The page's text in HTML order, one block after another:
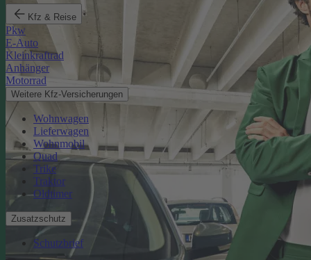
Kfz & Reise
Pkw
E-Auto
Kleinkraftrad
Anhänger
Motorrad
Weitere Kfz-Versicherungen
Wohnwagen
Lieferwagen
Wohnmobil
Quad
Trike
Traktor
Oldtimer
Zusatzschutz
Schutzbrief